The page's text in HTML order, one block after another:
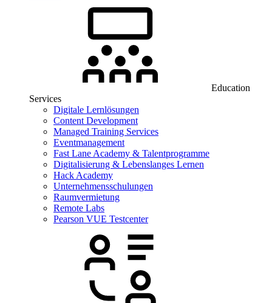
Education
Services
Digitale Lernlösungen
Content Development
Managed Training Services
Eventmanagement
Fast Lane Academy & Talentprogramme
Digitalisierung & Lebenslanges Lernen
Hack Academy
Unternehmensschulungen
Raumvermietung
Remote Labs
Pearson VUE Testcenter